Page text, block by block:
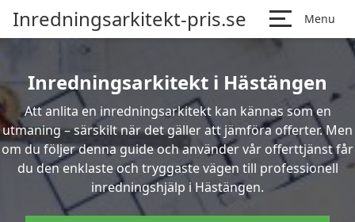
Inredningsarkitekt-pris.se Menu
Inredningsarkitekt i Hästängen
Att anlita en inredningsarkitekt kan kännas som en
utmaning – särskilt när det gäller att jämföra offerter. Men
om du följer denna guide och använder vår offerttjänst får
du den enklaste och tryggaste vägen till professionell
inredningshjälp i Hästängen.